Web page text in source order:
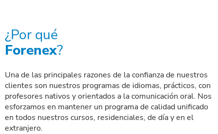
¿Por qué
Forenex?
Una de las principales razones de la confianza de nuestros
clientes son nuestros programas de idiomas, prácticos, con
profesores nativos y orientados a la comunicación oral. Nos
esforzamos en mantener un programa de calidad unificado
en todos nuestros cursos, residenciales, de día y en el
extranjero.